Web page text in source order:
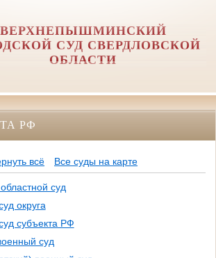
ВЕРХНЕПЫШМИНСКИЙ
СУД СВЕРДЛОВСКОЙ
ОБЛАСТИ
РФ
всё Все суды на карте
суд
округа
субъекта РФ
суд